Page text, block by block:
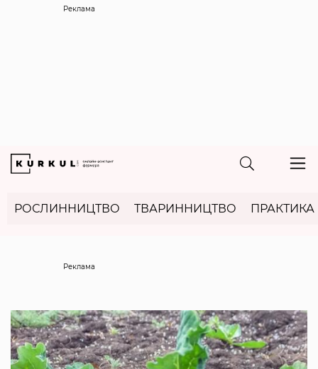
Реклама
РОСЛИННИЦТВО ТВАРИННИЦТВО ПРАКТИКА
Реклама